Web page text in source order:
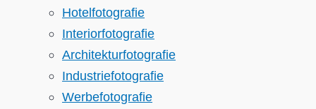
Hotelfotografie
Interiorfotografie
Architekturfotografie
Industriefotografie
Werbefotografie